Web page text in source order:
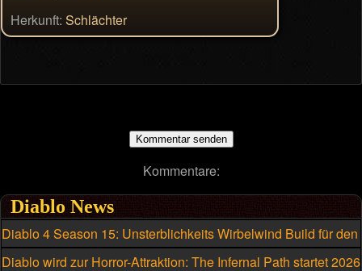
Herkunft: Schlächter
Kommentare:
Diablo News
Diablo 4 Season 15: Unsterblichkeits Wirbelwind Build für den
Barbaren
Diablo wird zur Horror-Attraktion: The Infernal Path startet 2026